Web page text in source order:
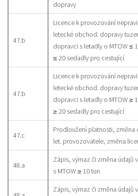
dopravy
47.b
Licence k provozování
letecké obchod. dopravy
dopravci s letadly o MTOW ≤
≤ 20 sedadly pro cestující
47.b
Licence k provozování
letecké obchod. dopravy
dopravci s letadly o MTOW ≥
≥ 20 sedadly pro cestující
47.c
Prodloužení platnosti, změna
let. provozovatele, změna
48.a
Zápis, výmaz či změna údajů
s MTOW ≥ 10 tun
Zápis, výmaz či změna údajů